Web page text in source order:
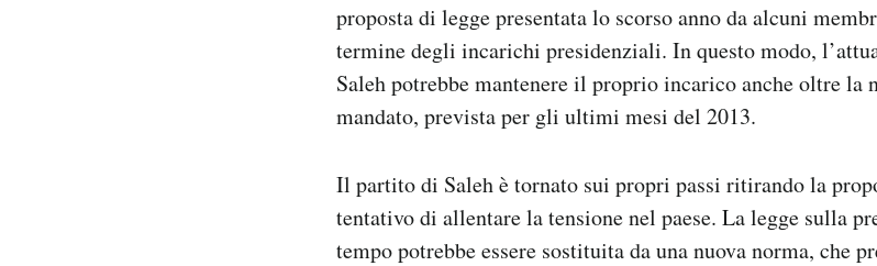
proposta di legge presentata lo scorso anno da alcuni
termine degli incarichi presidenziali. In questo modo,
Saleh potrebbe mantenere il proprio incarico anche oltre la
mandato, prevista per gli ultimi mesi del 2013.
Il partito di Saleh è tornato sui propri passi ritirando la
tentativo di allentare la tensione nel paese. La legge sulla
tempo potrebbe essere sostituita da una nuova norma, che